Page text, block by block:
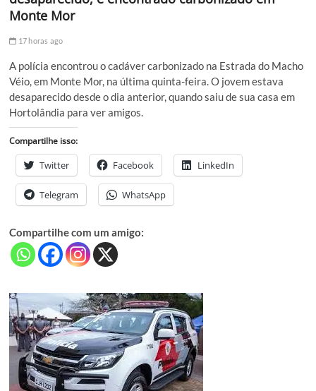
Monte Mor
17 horas ago
A polícia encontrou o cadáver carbonizado na Estrada do Macho
Véio, em Monte Mor, na última quinta-feira. O jovem estava
desaparecido desde o dia anterior, quando saiu de sua casa em
Hortolândia para ver amigos.
Compartilhe isso:
Twitter Facebook LinkedIn
Telegram WhatsApp
Compartilhe com um amigo: